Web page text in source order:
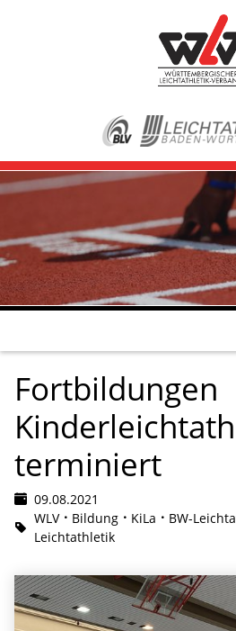
Fortbildungen
terminiert
09.08.2021
WLV
Bildung KiLa BW-
Leichtathletik